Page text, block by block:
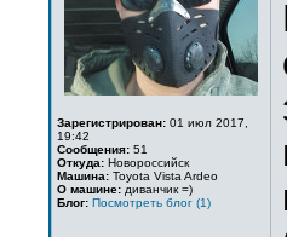
Зарегистрирован: 01 июл 2017,
19:42
Сообщения: 51
Откуда: Новороссийск
Машина: Toyota Vista Ardeo
О машине: диванчик =)
Блог: Посмотреть блог (1)